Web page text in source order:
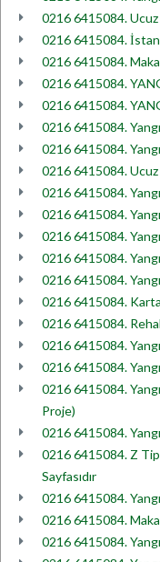
0216 6415084. Ucuz
0216 6415084.
0216 6415084.
0216 6415084.
0216 6415084.
0216 6415084.
0216 6415084.
0216 6415084.
0216 6415084.
0216 6415084.
0216 6415084.
0216 6415084.
0216 6415084.
0216 6415084.
0216 6415084.
0216 6415084.
0216 6415084.
0216 6415084.
Proje)
0216 6415084.
0216 6415084. Z
Sayfasıdır
0216 6415084.
0216 6415084.
0216 6415084.